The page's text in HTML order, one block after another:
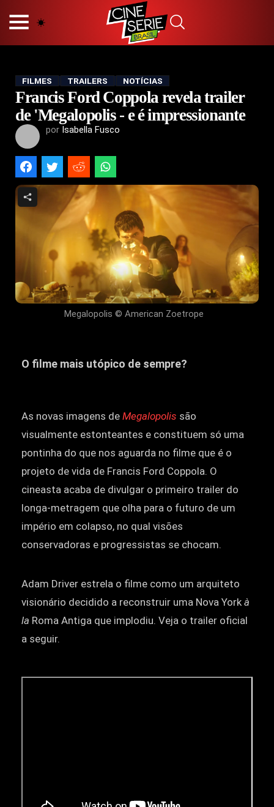
POLÍTICA DE PRIVACIDADE
TERMOS E CONDIÇÕES
CONTATO
Hot
Popular
Tendência
FILMES TRAILERS NOTÍCIAS
Francis Ford Coppola revela trailer
de 'Megalopolis - e é impressionante
por Isabella Fusco
Megalopolis © American Zoetrope
O filme mais utópico de sempre?
As novas imagens de Megalopolis são
visualmente estonteantes e constituem só uma
pontinha do que nos aguarda no filme que é o
projeto de vida de Francis Ford Coppola. O
cineasta acaba de divulgar o primeiro trailer do
longa-metragem que olha para o futuro de um
império em colapso, no qual visões
conservadoras e progressistas se chocam.
Adam Driver estrela o filme como um arquiteto
visionário decidido a reconstruir uma Nova York à
la Roma Antiga que implodiu. Veja o trailer oficial
a seguir.